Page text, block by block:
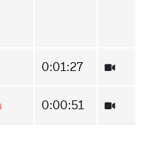
0:01:27
0:00:51